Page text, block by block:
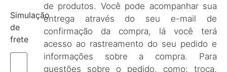
Simulação
de
frete
de produtos. Você pode acompanhar sua
entrega através do seu e-mail de
confirmação da compra, lá você terá
acesso ao rastreamento do seu pedido e
informações sobre a compra. Para
questões sobre o pedido, como: troca,